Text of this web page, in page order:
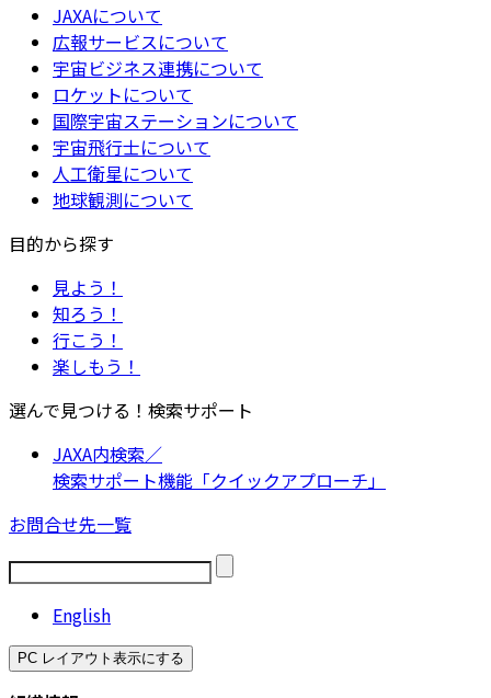
JAXAについて
広報サービスについて
宇宙ビジネス連携について
ロケットについて
国際宇宙ステーションについて
宇宙飛行士について
人工衛星について
地球観測について
目的から探す
見よう！
知ろう！
行こう！
楽しもう！
選んで見つける！検索サポート
JAXA内検索／
検索サポート機能「クイックアプローチ」
お問合せ先一覧
English
PC レイアウト表示にする